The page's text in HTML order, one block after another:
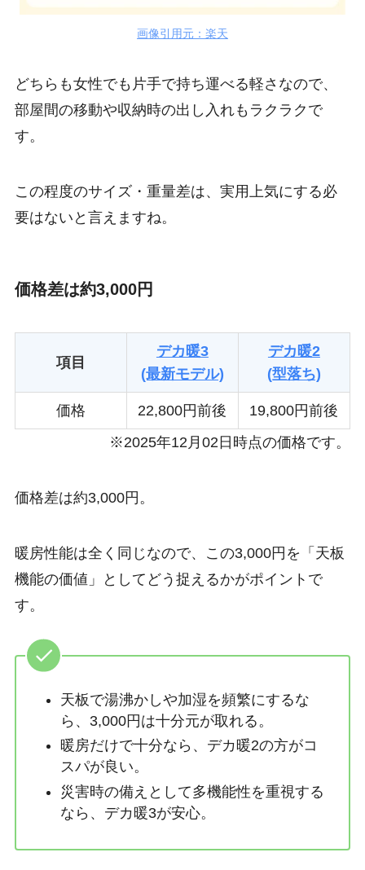
画像引用元：楽天
どちらも女性でも片手で持ち運べる軽さなので、
部屋間の移動や収納時の出し入れもラクラクで
す。
この程度のサイズ・重量差は、実用上気にする必
要はないと言えますね。
価格差は約3,000円
項目
デカ暖3
(最新モデル)
デカ暖2
(型落ち)
価格 22,800円前後
19,800円前後
※2025年12月02日時点の価格です。
価格差は約3,000円。
暖房性能は全く同じなので、この3,000円を「天板
機能の価値」としてどう捉えるかがポイントで
す。
天板で湯沸かしや加湿を頻繁にするな
ら、3,000円は十分元が取れる。
暖房だけで十分なら、デカ暖2の方がコ
スパが良い。
災害時の備えとして多機能性を重視する
なら、デカ暖3が安心。